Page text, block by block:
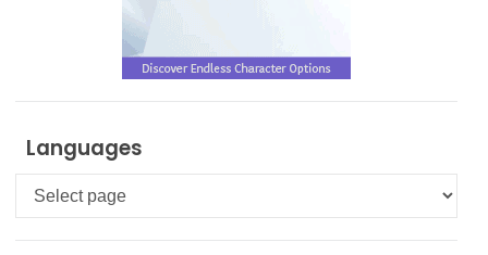
Languages
Languages